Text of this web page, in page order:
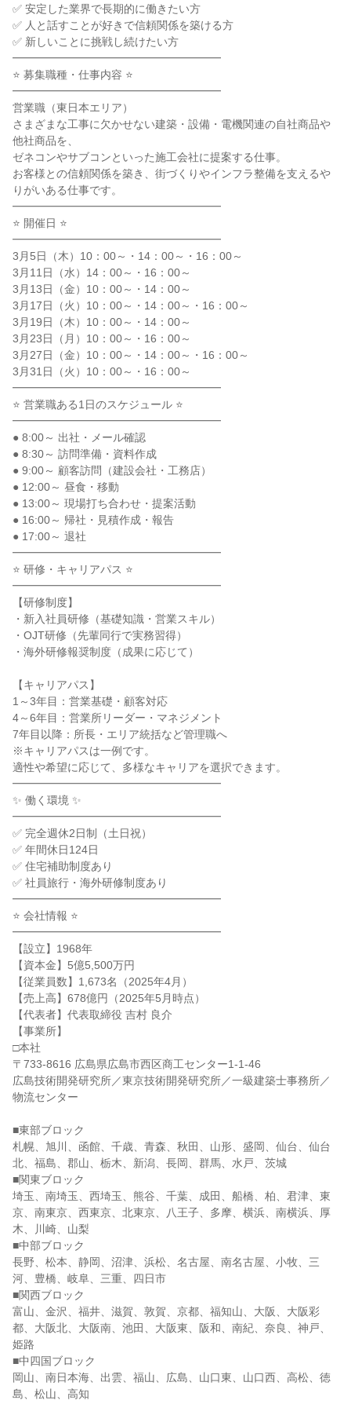
✅ 安定した業界で長期的に働きたい方
✅ 人と話すことが好きで信頼関係を築ける方
✅ 新しいことに挑戦し続けたい方
━━━━━━━━━━━━━━━━━━━
⭐ 募集職種・仕事内容 ⭐
━━━━━━━━━━━━━━━━━━━
営業職（東日本エリア）
さまざまな工事に欠かせない建築・設備・電機関連の自社商品や
他社商品を、
ゼネコンやサブコンといった施工会社に提案する仕事。
お客様との信頼関係を築き、街づくりやインフラ整備を支えるや
りがいある仕事です。
━━━━━━━━━━━━━━━━━━━
⭐ 開催日 ⭐
━━━━━━━━━━━━━━━━━━━
3月5日（木）10：00～・14：00～・16：00～
3月11日（水）14：00～・16：00～
3月13日（金）10：00～・14：00～
3月17日（火）10：00～・14：00～・16：00～
3月19日（木）10：00～・14：00～
3月23日（月）10：00～・16：00～
3月27日（金）10：00～・14：00～・16：00～
3月31日（火）10：00～・16：00～
━━━━━━━━━━━━━━━━━━━
⭐ 営業職ある1日のスケジュール ⭐
━━━━━━━━━━━━━━━━━━━
● 8:00～ 出社・メール確認
● 8:30～ 訪問準備・資料作成
● 9:00～ 顧客訪問（建設会社・工務店）
● 12:00～ 昼食・移動
● 13:00～ 現場打ち合わせ・提案活動
● 16:00～ 帰社・見積作成・報告
● 17:00～ 退社
━━━━━━━━━━━━━━━━━━━
⭐ 研修・キャリアパス ⭐
━━━━━━━━━━━━━━━━━━━
【研修制度】
・新入社員研修（基礎知識・営業スキル）
・OJT研修（先輩同行で実務習得）
・海外研修報奨制度（成果に応じて）
【キャリアパス】
1～3年目：営業基礎・顧客対応
4～6年目：営業所リーダー・マネジメント
7年目以降：所長・エリア統括など管理職へ
※キャリアパスは一例です。
適性や希望に応じて、多様なキャリアを選択できます。
━━━━━━━━━━━━━━━━━━━
✨ 働く環境 ✨
━━━━━━━━━━━━━━━━━━━
✅ 完全週休2日制（土日祝）
✅ 年間休日124日
✅ 住宅補助制度あり
✅ 社員旅行・海外研修制度あり
━━━━━━━━━━━━━━━━━━━
⭐ 会社情報 ⭐
━━━━━━━━━━━━━━━━━━━
【設立】1968年
【資本金】5億5,500万円
【従業員数】1,673名（2025年4月）
【売上高】678億円（2025年5月時点）
【代表者】代表取締役 吉村 良介
【事業所】
□本社
〒733-8616 広島県広島市西区商工センター1-1-46
広島技術開発研究所／東京技術開発研究所／一級建築士事務所／
物流センター
■東部ブロック
札幌、旭川、函館、千歳、青森、秋田、山形、盛岡、仙台、仙台
北、福島、郡山、栃木、新潟、長岡、群馬、水戸、茨城
■関東ブロック
埼玉、南埼玉、西埼玉、熊谷、千葉、成田、船橋、柏、君津、東
京、南東京、西東京、北東京、八王子、多摩、横浜、南横浜、厚
木、川崎、山梨
■中部ブロック
長野、松本、静岡、沼津、浜松、名古屋、南名古屋、小牧、三
河、豊橋、岐阜、三重、四日市
■関西ブロック
富山、金沢、福井、滋賀、敦賀、京都、福知山、大阪、大阪彩
都、大阪北、大阪南、池田、大阪東、阪和、南紀、奈良、神戸、
姫路
■中四国ブロック
岡山、南日本海、出雲、福山、広島、山口東、山口西、高松、徳
島、松山、高知